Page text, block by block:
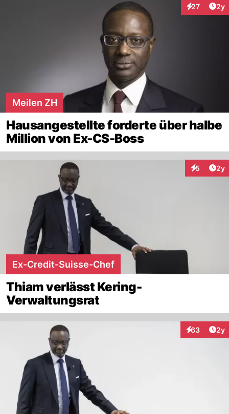
27
Interaktionen
2y
Meilen ZH
Hausangestellte forderte über halbe
Million von Ex-CS-Boss
5 2y
Ex-Credit-Suisse-Chef
Thiam verlässt Kering-
Verwaltungsrat
63
Interaktionen
2y